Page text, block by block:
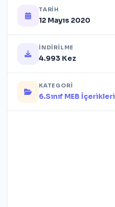
TARIH
12 Mayıs 2020
İNDIRILME
4.993 Kez
KATEGORI
6.Sınıf MEB İçerikleri